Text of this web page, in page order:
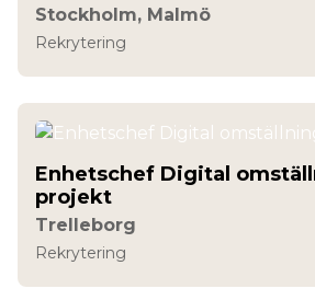
Stockholm, Malmö
Rekrytering
Enhetschef Digital
projekt
Trelleborg
Rekrytering